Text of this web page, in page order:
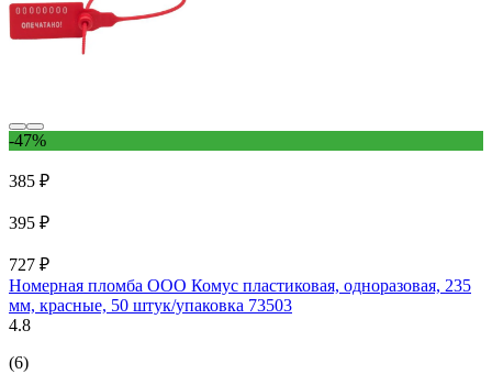
-47%
385 ₽
395 ₽
727 ₽
Номерная пломба ООО Комус пластиковая, одноразовая, 235
мм, красные, 50 штук/упаковка 73503
4.8
(6)